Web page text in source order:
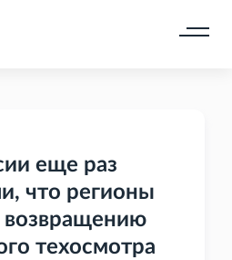
еще раз
что регионы
возвращению
техосмотра